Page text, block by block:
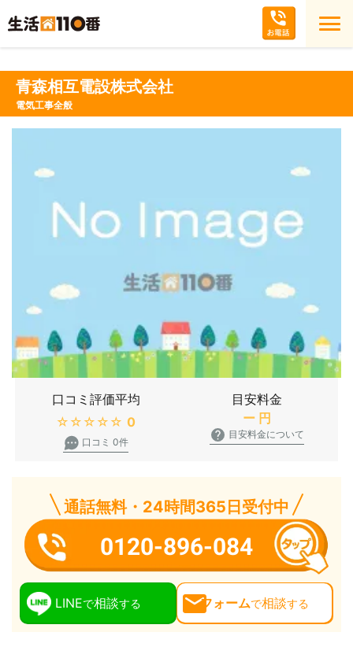
青森相互電設株式会社
電気工事全般
口コミ評価平均
★★★★★ 0
口コミ 0件
目安料金
ー 円
目安料金について
通話無料・24時間365日受付中
0120-896-084
LINEで相談する フォームで相談する